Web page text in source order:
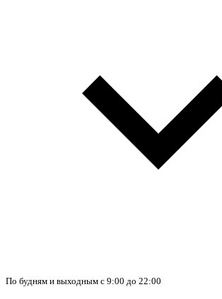
По будням и выходным с 9:00 до 22:00